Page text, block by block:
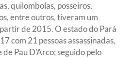
quilombolas, posseiros,
entre outros, tiveram um
de 2015. O estado do Pará
com 21 pessoas assassinadas,
Pau D’Arco; seguido pelo